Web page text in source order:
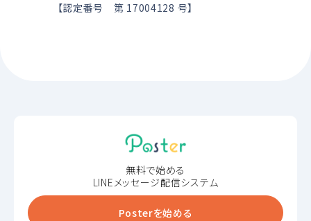
【認定番号 第 17004128 号】
無料で始める
LINEメッセージ配信システム
Posterを始める